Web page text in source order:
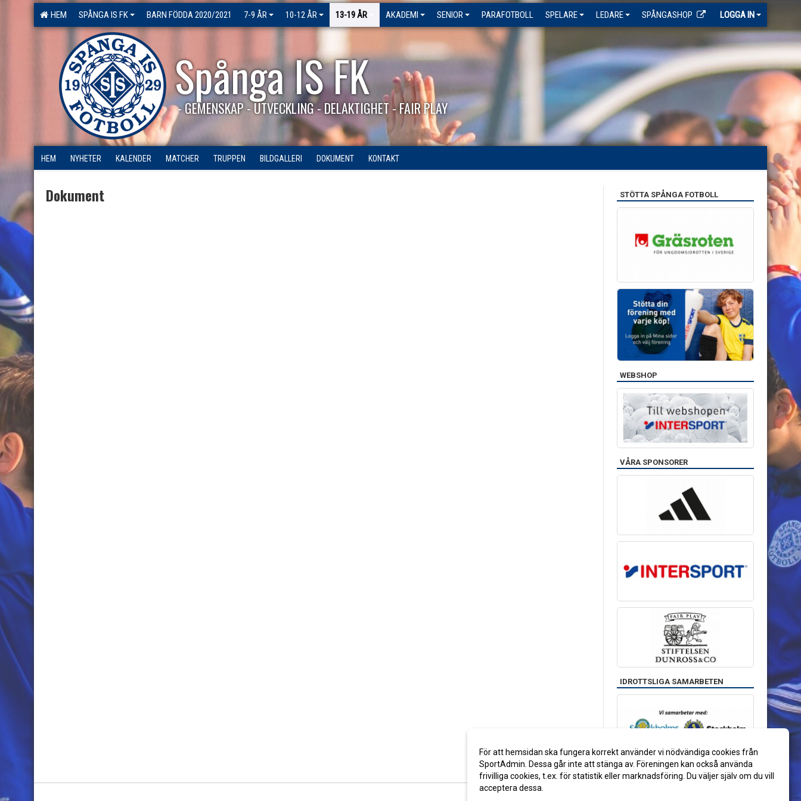
HEM SPÅNGA IS FK BARN FÖDDA 2020/2021 7-9 ÅR 10-12 ÅR 13-19 ÅR AKADEMI SENIOR PARAFOTBOLL SPELARE LEDARE SPÅNGASHOP LOGGA IN
Spånga IS FK
- GEMENSKAP - UTVECKLING - DELAKTIGHET - FAIR PLAY
HEM NYHETER KALENDER MATCHER TRUPPEN BILDGALLERI DOKUMENT KONTAKT
Dokument STÖTTA SPÅNGA FOTBOLL
WEBSHOP
VÅRA SPONSORER
IDROTTSLIGA SAMARBETEN
För att hemsidan ska fungera korrekt använder vi nödvändiga cookies från
SportAdmin. Dessa går inte att stänga av. Föreningen kan också använda
frivilliga cookies, t.ex. för statistik eller marknadsföring. Du väljer själv om du vill
acceptera dessa.